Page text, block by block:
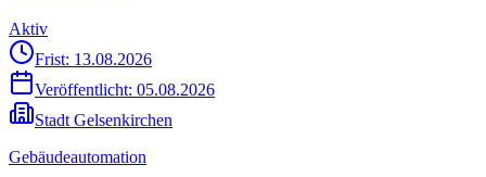
Aktiv
Frist: 13.08.2026
Veröffentlicht: 05.08.2026
Stadt Gelsenkirchen
Gebäudeautomation